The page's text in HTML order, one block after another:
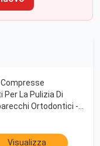
La Pulizia Di
Ortodontici -
Visualizza